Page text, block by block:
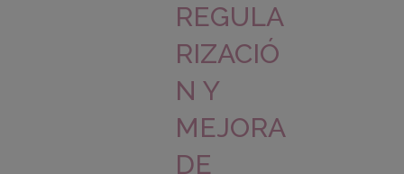
REGULA
RIZACIÓ
N Y
MEJORA
DE